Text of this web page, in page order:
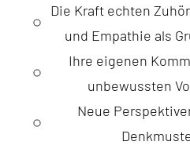
Die Kraft echten
und Empathie als
Ihre eigenen
unbewussten
Neue